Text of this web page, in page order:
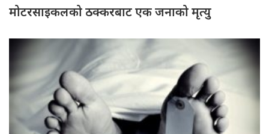
मोटरसाइकलको ठक्करबाट एक जनाको मृत्यु